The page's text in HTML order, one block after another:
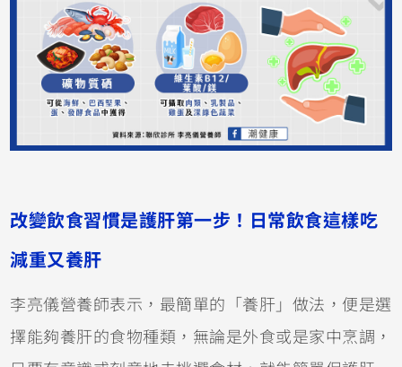
改變飲食習慣是護肝第一步！日常飲食這樣吃
減重又養肝
李亮儀營養師表示，最簡單的「養肝」做法，便是選
擇能夠養肝的食物種類，無論是外食或是家中烹調，